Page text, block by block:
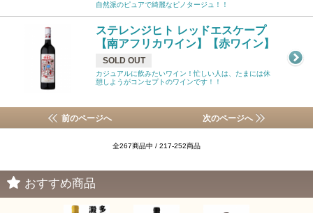
自然派のピュアで綺麗なピノタージュ！！
ステレンジヒト レッドエスケープ
【南アフリカワイン】【赤ワイン】
SOLD OUT
カジュアルに飲みたいワイン！忙しい人は、たまには休
憩しようがコンセプトのワインです！！
前のページへ 次のページへ
全267商品中 / 217-252商品
おすすめ商品